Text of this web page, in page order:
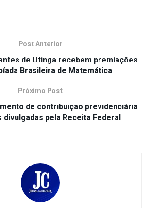
Post Anterior
de Utinga recebem premiações
Brasileira de Matemática
Próximo Post
de contribuição previdenciária
pela Receita Federal